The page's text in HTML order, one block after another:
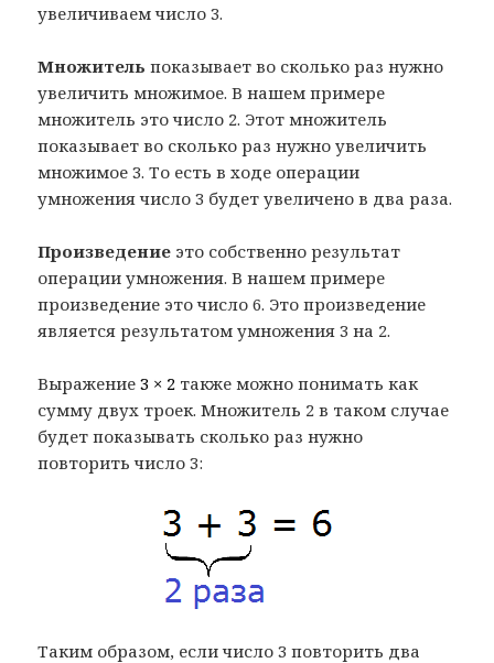
увеличиваем число 3.
Множитель показывает во сколько раз нужно
увеличить множимое. В нашем примере
множитель это число 2. Этот множитель
показывает во сколько раз нужно увеличить
множимое 3. То есть в ходе операции
умножения число 3 будет увеличено в два раза.
Произведение это собственно результат
операции умножения. В нашем примере
произведение это число 6. Это произведение
является результатом умножения 3 на 2.
Выражение3 × 2 также можно понимать как
сумму двух троек. Множитель 2 в таком случае
будет показывать сколько раз нужно
повторить число 3:
Таким образом, если число 3 повторить два